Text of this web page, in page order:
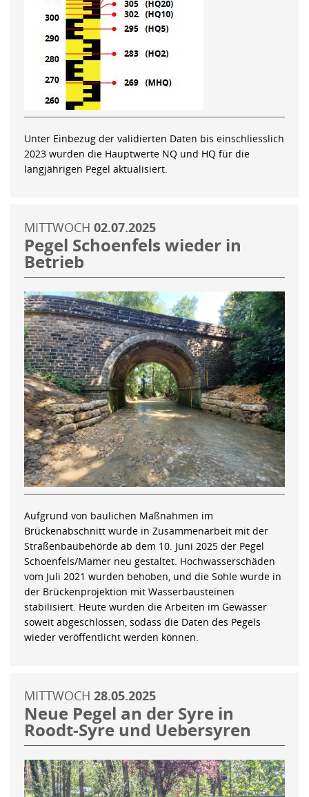
Unter Einbezug der validierten Daten bis einschliesslich
2023 wurden die Hauptwerte NQ und HQ für die
langjährigen Pegel aktualisiert.
MITTWOCH 02.07.2025
Pegel Schoenfels wieder in
Betrieb
Aufgrund von baulichen Maßnahmen im
Brückenabschnitt wurde in Zusammenarbeit mit der
Straßenbaubehörde ab dem 10. Juni 2025 der Pegel
Schoenfels/Mamer neu gestaltet. Hochwasserschäden
vom Juli 2021 wurden behoben, und die Sohle wurde in
der Brückenprojektion mit Wasserbausteinen
stabilisiert. Heute wurden die Arbeiten im Gewässer
soweit abgeschlossen, sodass die Daten des Pegels
wieder veröffentlicht werden können.
MITTWOCH 28.05.2025
Neue Pegel an der Syre in
Roodt-Syre und Uebersyren